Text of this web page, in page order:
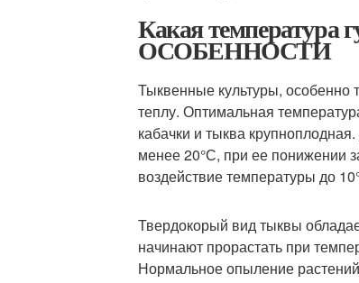
Какая
ОСОБЕННОСТИ
Тыквенные культуры, особенно
теплу. Оптимальная
кабачки и тыква
менее 20°С, при ее понижении
воздействие температуры до
Твердокорый вид тыквы
начинают прорастать при
Нормальное опыление